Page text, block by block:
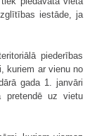
iestāde, ja
piederības
kuriem ar vienu no
gada 1. janvāri
pretendē uz vietu